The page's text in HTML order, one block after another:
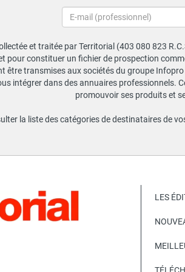
et traitée par Territorial (403 080 823
pour constituer un fichier de prospection
être transmises aux sociétés du groupe
intégrer dans des annuaires professionnels.
promouvoir ses produits et
la liste des catégories de destinataires de
LES